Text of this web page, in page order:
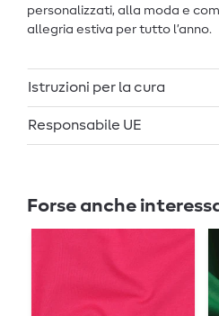
personalizzati, alla moda e
allegria estiva per tutto l’anno.
Istruzioni per la cura
Responsabile UE
Forse anche